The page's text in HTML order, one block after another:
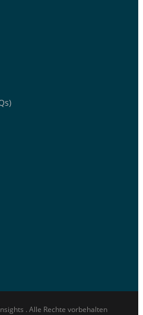
. Alle Rechte vorbehalten